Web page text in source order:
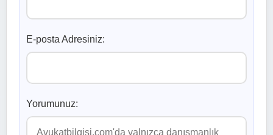
E-posta Adresiniz:
Yorumunuz: